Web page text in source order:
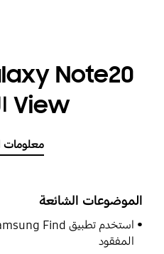
View المضيء
معلومات
الموضوعات الشائعة
المفقود